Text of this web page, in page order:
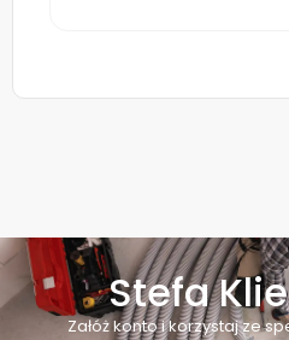
Stefa
Załóż konto i korzystaj ze